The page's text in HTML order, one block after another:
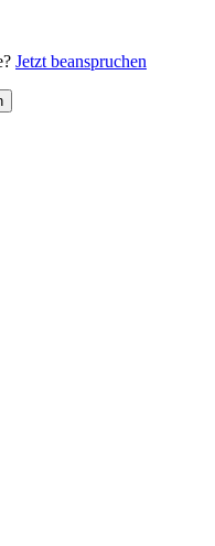
Jetzt beanspruchen